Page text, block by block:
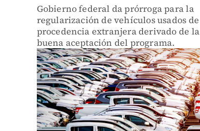
Gobierno federal da prórroga para la
regularización de vehículos usados de
procedencia extranjera derivado de la
buena aceptación del programa.